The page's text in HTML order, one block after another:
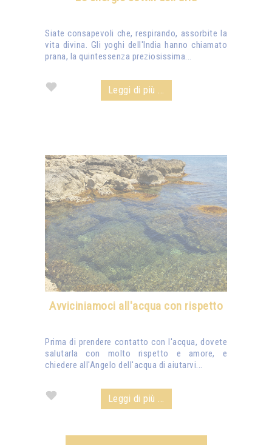
Siate consapevoli che, respirando, assorbite la
vita divina. Gli yoghi dell'India hanno chiamato
prana, la quintessenza preziosissima...
Leggi di più ...
Avviciniamoci all'acqua con rispetto
Prima di prendere contatto con l'acqua, dovete
salutarla con molto rispetto e amore, e
chiedere all'Angelo dell'acqua di aiutarvi...
Leggi di più ...